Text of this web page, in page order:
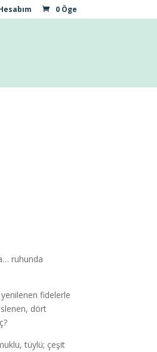
0 Öge
ruhunda
yenilenen fidelerle
dört
tüylü; çeşit